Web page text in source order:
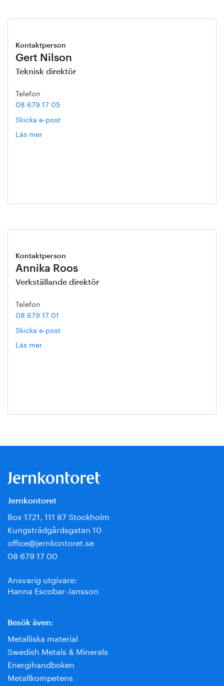
Kontaktperson
Gert Nilson
Teknisk direktör
Telefon
08 679 17 05
Skicka e-post
Läs mer
Kontaktperson
Annika Roos
Verkställande direktör
Telefon
08 679 17 01
Skicka e-post
Läs mer
Jernkontoret
Box 1721, 111 87 Stockholm
Kungsträdgårdsgatan 10
office@jernkontoret.se
08 679 17 00
Ansvarig utgivare:
Hanna Escobar-Jansson
Besök även:
Metalliska material
Swedish Metals & Minerals
Energihandboken
Metallkompetens